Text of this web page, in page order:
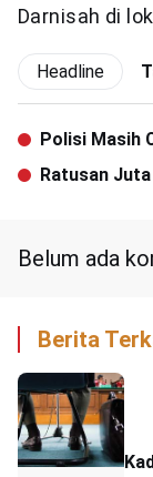
Darnisah di
Headline
Polisi Masih
PNA
Ratusan
Belum ada
Berita